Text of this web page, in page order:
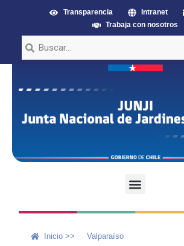
Transparencia Intranet
Trabaja con nosotros
Inicio >> Valparaíso